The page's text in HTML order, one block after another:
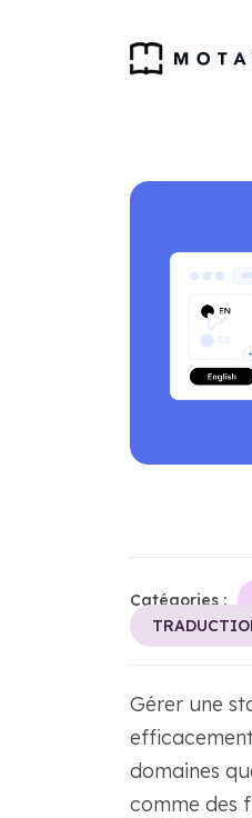
Catégories :
Gérer une
domaines
comme des